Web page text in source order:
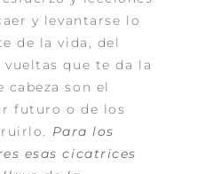
y levantarse lo
de la vida, del
que te da la
cabeza son el
futuro o de los
Para los
esas cicatrices